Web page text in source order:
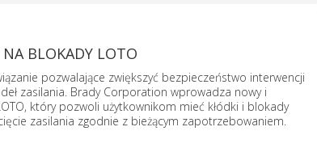
NA BLOKADY LOTO
pozwalające zwiększyć bezpieczeństwo interwencji
zasilania. Brady Corporation wprowadza nowy i
który pozwoli użytkownikom mieć kłódki i blokady
zasilania zgodnie z bieżącym zapotrzebowaniem.